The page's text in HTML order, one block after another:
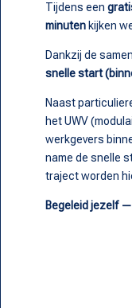
Tijdens een
minutenkijken
Dankzij de
snelle start
Naast
het UWV
werkgevers
name de snelle
traject worden
Begeleid jezelf